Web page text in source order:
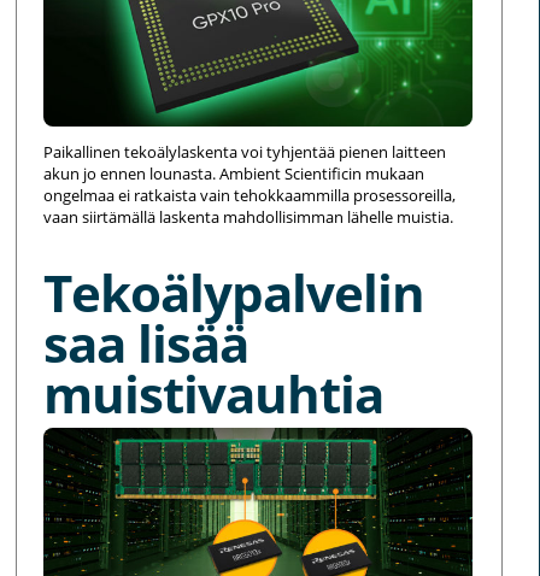
Paikallinen tekoälylaskenta voi tyhjentää pienen laitteen
akun jo ennen lounasta. Ambient Scientificin mukaan
ongelmaa ei ratkaista vain tehokkaammilla prosessoreilla,
vaan siirtämällä laskenta mahdollisimman lähelle muistia.
Tekoälypalvelin
saa lisää
muistivauhtia